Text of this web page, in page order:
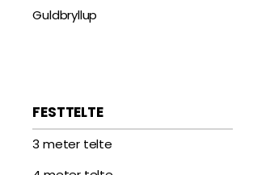
Guldbryllup
FESTTELTE
3 meter telte